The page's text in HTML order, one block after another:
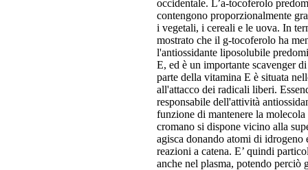
occidentale. L’a-tocoferolo
contengono proporzionalmente
i vegetali, i cereali e le uova. In
mostrato che il g-tocoferolo ha
l'antiossidante liposolubile
E, ed è un importante scavenger
parte della vitamina E è situata
all'attacco dei radicali liberi.
responsabile dell'attività
funzione di mantenere la
cromano si dispone vicino alla
agisca donando atomi di
reazioni a catena. E’ quindi
anche nel plasma, potendo